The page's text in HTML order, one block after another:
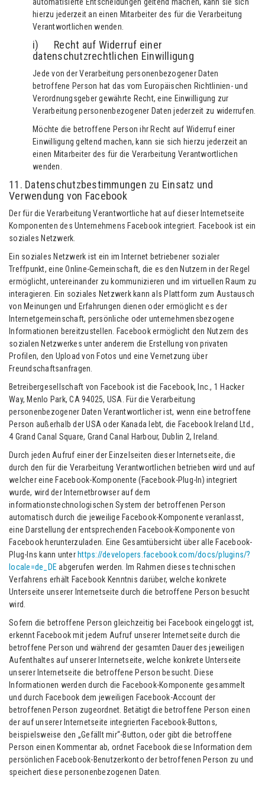
hierzu jederzeit an einen Mitarbeiter des für die Verarbeitung
Verantwortlichen wenden.
i) Recht auf Widerruf einer
datenschutzrechtlichen Einwilligung
Jede von der Verarbeitung personenbezogener Daten
betroffene Person hat das vom Europäischen Richtlinien- und
Verordnungsgeber gewährte Recht, eine Einwilligung zur
Verarbeitung personenbezogener Daten jederzeit zu widerrufen.
Möchte die betroffene Person ihr Recht auf Widerruf einer
Einwilligung geltend machen, kann sie sich hierzu jederzeit an
einen Mitarbeiter des für die Verarbeitung Verantwortlichen
wenden.
11. Datenschutzbestimmungen zu Einsatz und
Verwendung von Facebook
Der für die Verarbeitung Verantwortliche hat auf dieser Internetseite
Komponenten des Unternehmens Facebook integriert. Facebook ist ein
soziales Netzwerk.
Ein soziales Netzwerk ist ein im Internet betriebener sozialer
Treffpunkt, eine Online-Gemeinschaft, die es den Nutzern in der Regel
ermöglicht, untereinander zu kommunizieren und im virtuellen Raum zu
interagieren. Ein soziales Netzwerk kann als Plattform zum Austausch
von Meinungen und Erfahrungen dienen oder ermöglicht es der
Internetgemeinschaft, persönliche oder unternehmensbezogene
Informationen bereitzustellen. Facebook ermöglicht den Nutzern des
sozialen Netzwerkes unter anderem die Erstellung von privaten
Profilen, den Upload von Fotos und eine Vernetzung über
Freundschaftsanfragen.
Betreibergesellschaft von Facebook ist die Facebook, Inc., 1 Hacker
Way, Menlo Park, CA 94025, USA. Für die Verarbeitung
personenbezogener Daten Verantwortlicher ist, wenn eine betroffene
Person außerhalb der USA oder Kanada lebt, die Facebook Ireland Ltd.,
4 Grand Canal Square, Grand Canal Harbour, Dublin 2, Ireland.
Durch jeden Aufruf einer der Einzelseiten dieser Internetseite, die
durch den für die Verarbeitung Verantwortlichen betrieben wird und auf
welcher eine Facebook-Komponente (Facebook-Plug-In) integriert
wurde, wird der Internetbrowser auf dem
informationstechnologischen System der betroffenen Person
automatisch durch die jeweilige Facebook-Komponente veranlasst,
eine Darstellung der entsprechenden Facebook-Komponente von
Facebook herunterzuladen. Eine Gesamtübersicht über alle Facebook-
Plug-Ins kann unter https://developers.facebook.com/docs/plugins/?
locale=de_DE abgerufen werden. Im Rahmen dieses technischen
Verfahrens erhält Facebook Kenntnis darüber, welche konkrete
Unterseite unserer Internetseite durch die betroffene Person besucht
wird.
Sofern die betroffene Person gleichzeitig bei Facebook eingeloggt ist,
erkennt Facebook mit jedem Aufruf unserer Internetseite durch die
betroffene Person und während der gesamten Dauer des jeweiligen
Aufenthaltes auf unserer Internetseite, welche konkrete Unterseite
unserer Internetseite die betroffene Person besucht. Diese
Informationen werden durch die Facebook-Komponente gesammelt
und durch Facebook dem jeweiligen Facebook-Account der
betroffenen Person zugeordnet. Betätigt die betroffene Person einen
der auf unserer Internetseite integrierten Facebook-Buttons,
beispielsweise den „Gefällt mir“-Button, oder gibt die betroffene
Person einen Kommentar ab, ordnet Facebook diese Information dem
persönlichen Facebook-Benutzerkonto der betroffenen Person zu und
speichert diese personenbezogenen Daten.